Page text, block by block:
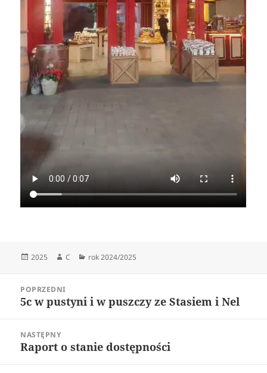
Data
2025 Autor
C Kategorie
rok 2024/2025
wpisuPOPRZEDNI
Poprzedni
5c w pustyni i w puszczy ze Stasiem i Nel
NASTĘPNY
Następny
Raport o stanie dostępności